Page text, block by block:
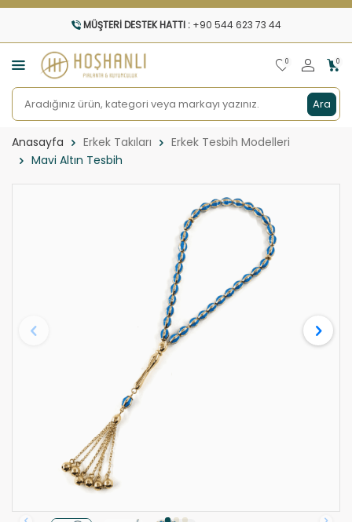
MÜŞTERI DESTEK HATTI : +90 544 623 73 44
Ara
0 0
Anasayfa Erkek Takıları
Erkek Tesbih Modelleri
Mavi Altın Tesbih